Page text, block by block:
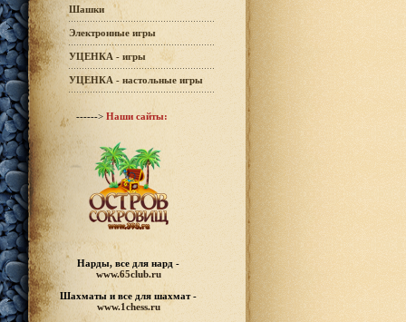
Шашки
Электронные игры
УЦЕНКА - игры
УЦЕНКА - настольные игры
------> Наши сайты:
Нарды, все для нард -
www.65club.ru
Шахматы и все для шахмат -
www.1chess.ru